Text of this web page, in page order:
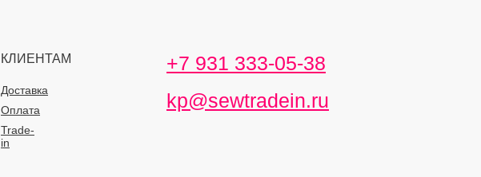
КЛИЕНТАМ
Доставка
Оплата
Trade-
in
+7 931 333-05-38
kp@sewtradein.ru